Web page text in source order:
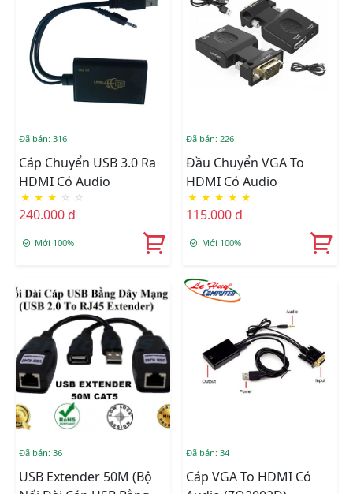
Đã bán: 316
Cáp Chuyển USB 3.0 Ra
HDMI Có Audio
★ ★ ★ ☆ ☆
240.000 đ
Mới 100%
Đã bán: 226
Đầu Chuyển VGA To
HDMI Có Audio
★ ★ ★ ★ ★
115.000 đ
Mới 100%
Đã bán: 36
USB Extender 50M (Bộ
Đã bán: 34
Cáp VGA To HDMI Có